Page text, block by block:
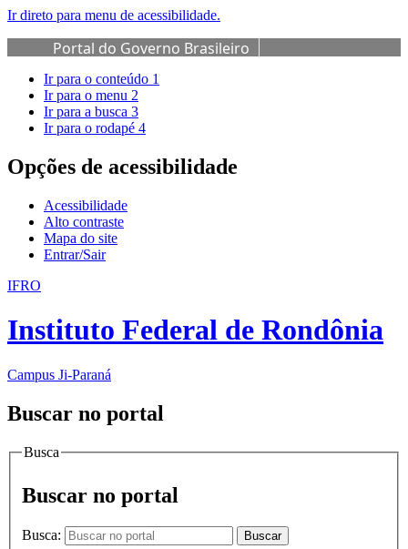
Ir direto para menu de acessibilidade.
Portal do Governo Brasileiro
Ir para o conteúdo 1
Ir para o menu 2
Ir para a busca 3
Ir para o rodapé 4
Opções de acessibilidade
Acessibilidade
Alto contraste
Mapa do site
Entrar/Sair
IFRO
Instituto Federal de Rondônia
Campus Ji-Paraná
Buscar no portal
Busca
Buscar no portal
Busca: Buscar